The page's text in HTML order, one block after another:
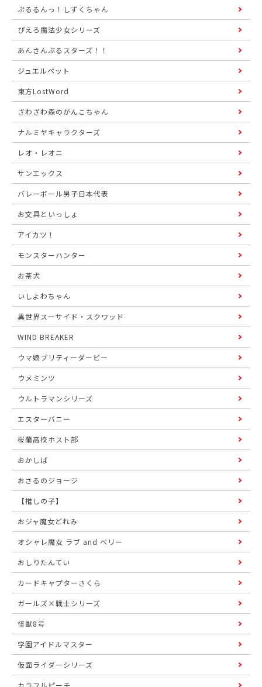
ぷるるんっ！しずくちゃん
ぴえろ魔法少女シリーズ
あんさんぶるスターズ！！
ジュエルペット
東方LostWord
ざわざわ森のがんこちゃん
ナルミヤキャラクターズ
レオ・レオニ
サンエックス
バレーボール男子日本代表
お文具といっしょ
アイカツ！
モンスターハンター
お茶犬
いしよわちゃん
異世界スーサイド・スクワッド
WIND BREAKER
ウマ娘プリティーダービー
ウメミンツ
ウルトラマンシリーズ
エスターバニー
桜蘭高校ホスト部
おかしば
おさるのジョージ
【推しの子】
おジャ魔女どれみ
オシャレ魔女 ラブ and ベリー
おしりたんてい
カードキャプターさくら
ガールズ×戦士シリーズ
怪獣8号
学園アイドルマスター
仮面ライダーシリーズ
カラフルピーチ